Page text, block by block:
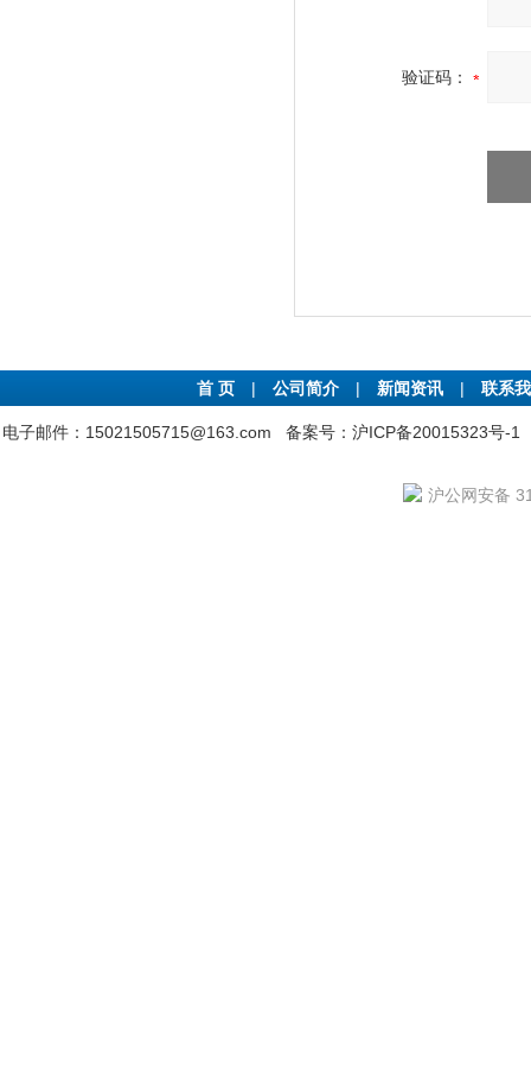
验证码：
首 页 | 公司简介 | 新闻资讯 | 联系
电子邮件：15021505715@163.com 备案号：沪ICP备20015323号-1
沪公网安备